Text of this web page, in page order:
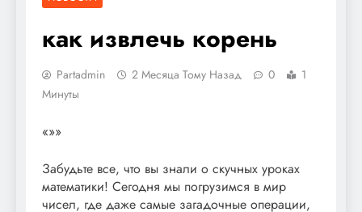
как извлечь корень
Partadmin 2 Месяца Тому Назад 0
1
Минуты
«»»
Забудьте все, что вы знали о скучных уроках
математики! Сегодня мы погрузимся в мир
чисел, где даже самые загадочные операции,